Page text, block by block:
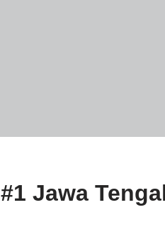
Jawa